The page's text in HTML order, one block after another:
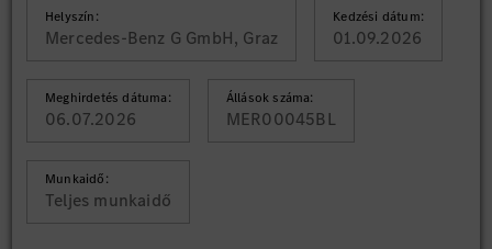
Helyszín:
Mercedes-Benz G GmbH, Graz
Kedzési dátum:
01.09.2026
Meghirdetés dátuma:
06.07.2026
Állások száma:
MER00045BL
Munkaidő:
Teljes munkaidő